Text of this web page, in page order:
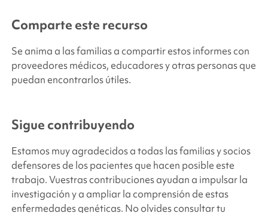
Comparte este recurso
Se anima a las familias a compartir estos informes con
proveedores médicos, educadores y otras personas que
puedan encontrarlos útiles.
Sigue contribuyendo
Estamos muy agradecidos a todas las familias y socios
defensores de los pacientes que hacen posible este
trabajo. Vuestras contribuciones ayudan a impulsar la
investigación y a ampliar la comprensión de estas
enfermedades genéticas. No olvides consultar tu